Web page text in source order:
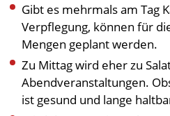
Gibt es mehrmals am Tag
Verpflegung, können für
Mengen geplant werden.
Zu Mittag wird eher zu
Abendveranstaltungen.
ist gesund und lange